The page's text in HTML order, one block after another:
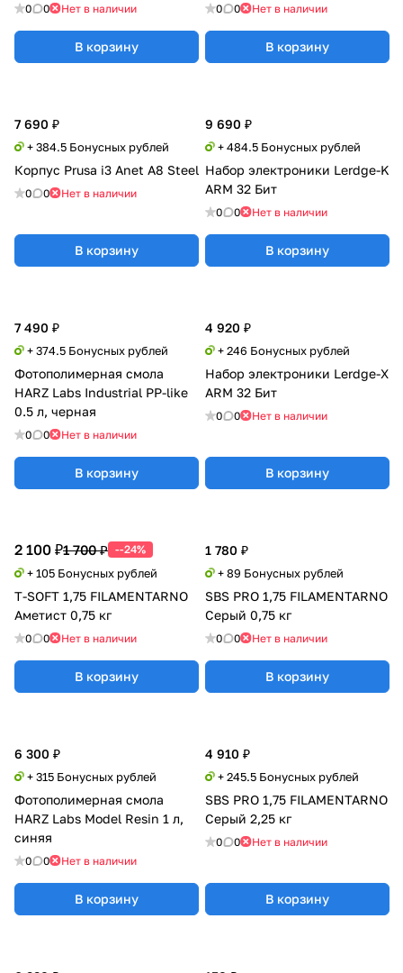
0 0 Нет в наличии
В корзину
0 0 Нет в наличии
В корзину
7 690 ₽
+ 384.5 Бонусных рублей
Корпус Prusa i3 Anet A8 Steel
0 0 Нет в наличии
В корзину
9 690 ₽
+ 484.5 Бонусных рублей
Набор электроники Lerdge-K
ARM 32 Бит
0 0 Нет в наличии
В корзину
7 490 ₽
+ 374.5 Бонусных рублей
Фотополимерная смола
HARZ Labs Industrial PP-like
0.5 л, черная
0 0 Нет в наличии
В корзину
4 920 ₽
+ 246 Бонусных рублей
Набор электроники Lerdge-X
ARM 32 Бит
0 0 Нет в наличии
В корзину
2 100 ₽1 700 ₽ --24%
+ 105 Бонусных рублей
T-SOFT 1,75 FILAMENTARNO
Аметист 0,75 кг
0 0 Нет в наличии
В корзину
1 780 ₽
+ 89 Бонусных рублей
SBS PRO 1,75 FILAMENTARNO
Серый 0,75 кг
0 0 Нет в наличии
В корзину
6 300 ₽
+ 315 Бонусных рублей
Фотополимерная смола
HARZ Labs Model Resin 1 л,
синяя
0 0 Нет в наличии
В корзину
4 910 ₽
+ 245.5 Бонусных рублей
SBS PRO 1,75 FILAMENTARNO
Серый 2,25 кг
0 0 Нет в наличии
В корзину